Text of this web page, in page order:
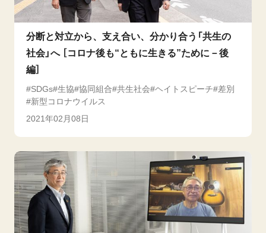
分断と対立から、支え合い、分かり合う「共生の
社会」へ ［コロナ後も“ともに生きる”ために－後
編］
SDGs 生協 協同組合 共生社会 ヘイトスピーチ
差別
新型コロナウイルス
2021年02月08日